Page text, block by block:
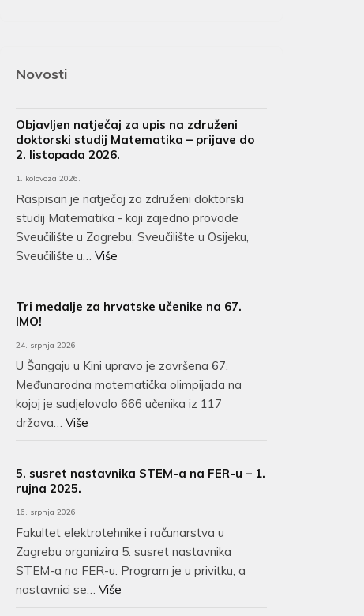
Novosti
Objavljen natječaj za upis na združeni
doktorski studij Matematika – prijave do
2. listopada 2026.
1. kolovoza 2026.
Raspisan je natječaj za združeni doktorski
studij Matematika - koji zajedno provode
Sveučilište u Zagrebu, Sveučilište u Osijeku,
Sveučilište u…Više
Tri medalje za hrvatske učenike na 67.
IMO!
24. srpnja 2026.
U Šangaju u Kini upravo je završena 67.
Međunarodna matematička olimpijada na
kojoj je sudjelovalo 666 učenika iz 117
država…Više
5. susret nastavnika STEM-a na FER-u – 1.
rujna 2025.
16. srpnja 2026.
Fakultet elektrotehnike i računarstva u
Zagrebu organizira 5. susret nastavnika
STEM-a na FER-u. Program je u privitku, a
nastavnici se…Više